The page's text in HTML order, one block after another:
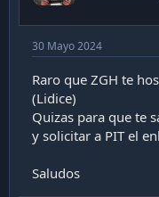
30 Mayo 2024
Raro que ZGH te
(Lidice)
Quizas para que te
y solicitar a PIT el
Saludos